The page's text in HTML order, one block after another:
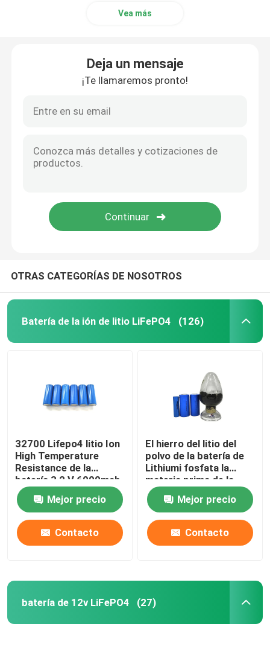
Vea más
Deja un mensaje
¡Te llamaremos pronto!
OTRAS CATEGORÍAS DE NOSOTROS
Batería de la ión de litio LiFePO4 (126)
32700 Lifepo4 litio Ion
High Temperature
Resistance de la
batería 3,2 V 6000mah
Mejor precio
Contacto
El hierro del litio del
polvo de la batería de
Lithiumi fosfata la
materia prima de la
batería de litio del
polvo LiFePO4
Mejor precio
Contacto
batería de 12v LiFePO4 (27)